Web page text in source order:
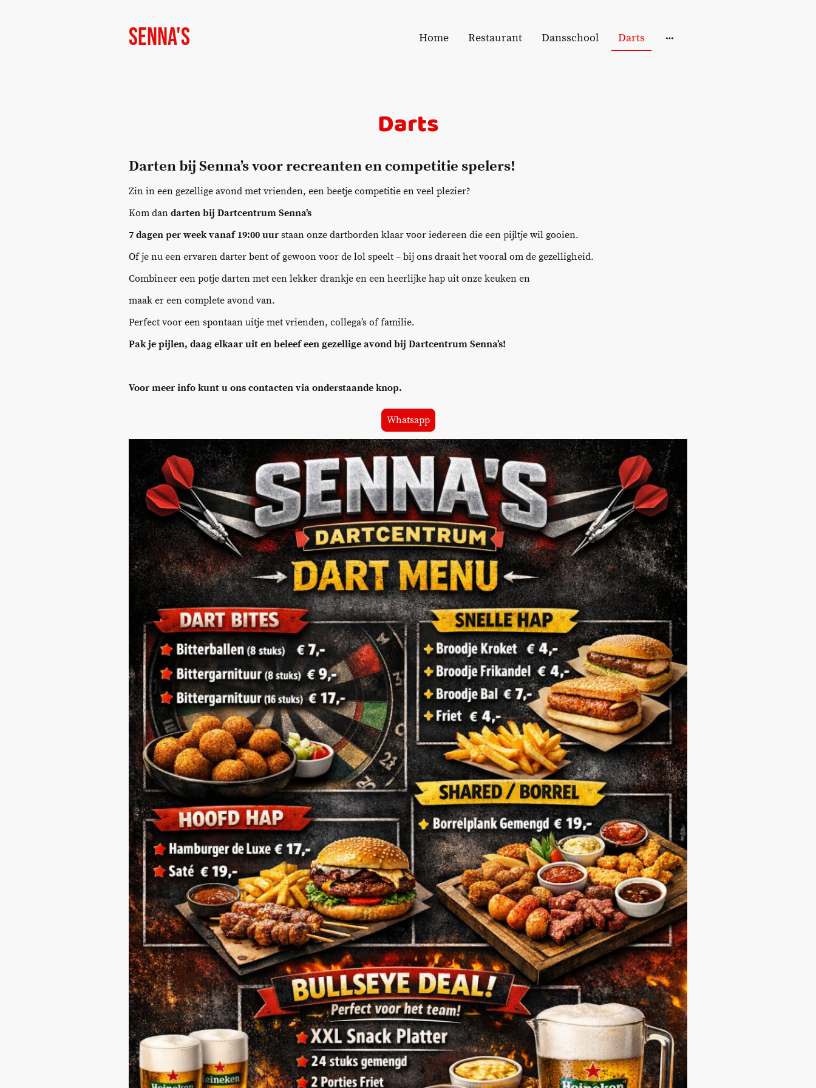
Senna's Home Restaurant Dansschool Darts
Darts
Darten bij Senna’s voor recreanten en competitie spelers!
Zin in een gezellige avond met vrienden, een beetje competitie en veel plezier?
Kom dan darten bij Dartcentrum Senna's
7 dagen per week vanaf 19:00 uur staan onze dartborden klaar voor iedereen die een pijltje wil gooien.
Of je nu een ervaren darter bent of gewoon voor de lol speelt – bij ons draait het vooral om de gezelligheid.
Combineer een potje darten met een lekker drankje en een heerlijke hap uit onze keuken en
maak er een complete avond van.
Perfect voor een spontaan uitje met vrienden, collega’s of familie.
Pak je pijlen, daag elkaar uit en beleef een gezellige avond bij Dartcentrum Senna’s!
Voor meer info kunt u ons contacten via onderstaande knop.
Whatsapp